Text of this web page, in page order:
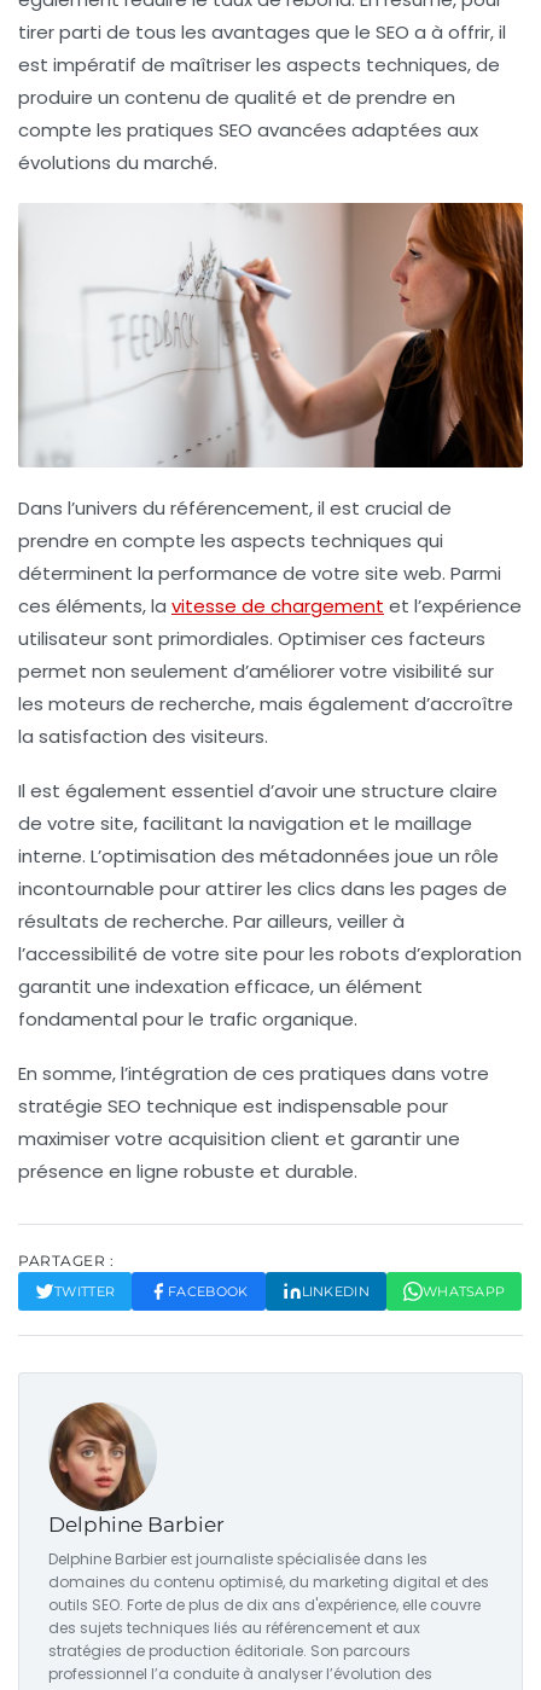
tirer parti de tous les avantages que le SEO a à offrir, il
est impératif de maîtriser les aspects techniques, de
produire un contenu de qualité et de prendre en
compte les pratiques SEO avancées adaptées aux
évolutions du marché.
Dans l’univers du référencement, il est crucial de
prendre en compte les aspects techniques qui
déterminent la performance de votre site web. Parmi
ces éléments, la vitesse de chargement et l’expérience
utilisateursont primordiales. Optimiser ces facteurs
permet non seulement d’améliorer votre visibilité sur
les moteurs de recherche, mais également d’accroître
la satisfaction des visiteurs.
Il est également essentiel d’avoir une structure claire
de votre site, facilitant la navigation et le maillage
interne. L’optimisation des métadonnées joue un rôle
incontournable pour attirer les clics dans les pages de
résultats de recherche. Par ailleurs, veiller à
l’accessibilité de votre site pour les robots d’exploration
garantit une indexation efficace, un élément
fondamental pour le trafic organique.
En somme, l’intégration de ces pratiques dans votre
stratégie SEO technique est indispensable pour
maximiser votre acquisition client et garantir une
présence en ligne robuste et durable.
PARTAGER :
TWITTER FACEBOOK LINKEDIN WHATSAPP
Delphine Barbier
Delphine Barbier est journaliste spécialisée dans les
domaines du contenu optimisé, du marketing digital et des
outils SEO. Forte de plus de dix ans d'expérience, elle couvre
des sujets techniques liés au référencement et aux
stratégies de production éditoriale. Son parcours
professionnel l’a conduite à analyser l’évolution des